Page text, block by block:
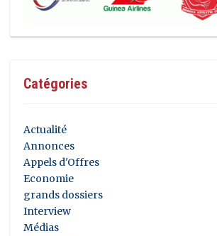
Catégories
Actualité
Annonces
Appels d'Offres
Economie
grands dossiers
Interview
Médias